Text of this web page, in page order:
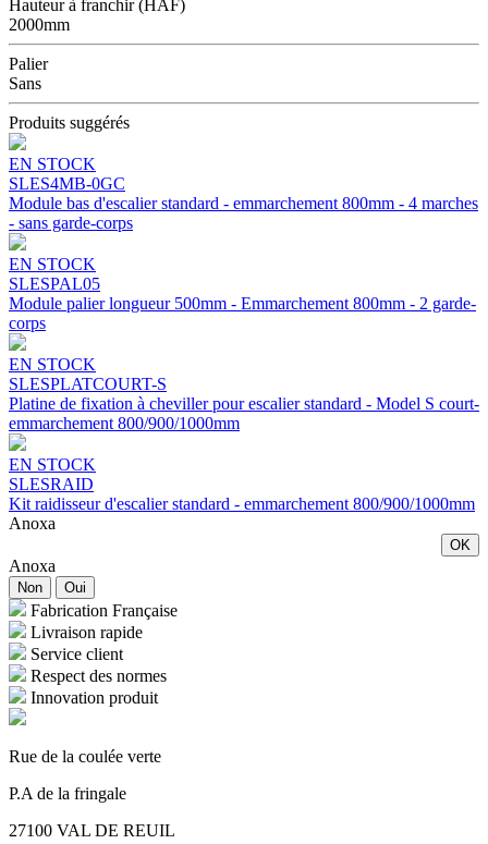
Hauteur à franchir (HAF)
2000mm
Palier
Sans
Produits suggérés
EN STOCK
SLES4MB-0GC
Module bas d'escalier standard - emmarchement 800mm - 4 marches
- sans garde-corps
EN STOCK
SLESPAL05
Module palier longueur 500mm - Emmarchement 800mm - 2 garde-
corps
EN STOCK
SLESPLATCOURT-S
Platine de fixation à cheviller pour escalier standard - Model S court-
emmarchement 800/900/1000mm
EN STOCK
SLESRAID
Kit raidisseur d'escalier standard - emmarchement 800/900/1000mm
Anoxa
OK
Anoxa
Non Oui
Fabrication Française
Livraison rapide
Service client
Respect des normes
Innovation produit
Rue de la coulée verte
P.A de la fringale
27100 VAL DE REUIL